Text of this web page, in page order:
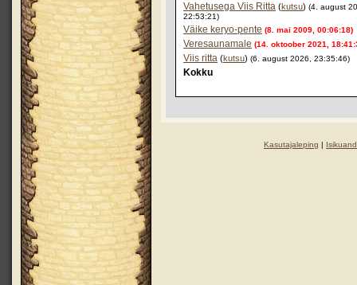
Vahetusega Viis Ritta (kutsu) (4. august
22:53:21)
Väike keryo-pente (8. mai 2009, 00:06:18)
Veresaunamale (14. oktoober 2021,
Viis ritta (kutsu) (6. august 2026, 23:35:46)
Kokku
Kasutajaleping |